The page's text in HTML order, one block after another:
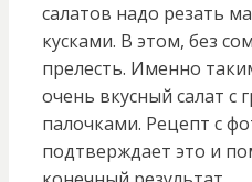
салатов надо резать
кусками. В этом, без
прелесть. Именно
очень вкусный салат с
палочками. Рецепт с
подтверждает это и